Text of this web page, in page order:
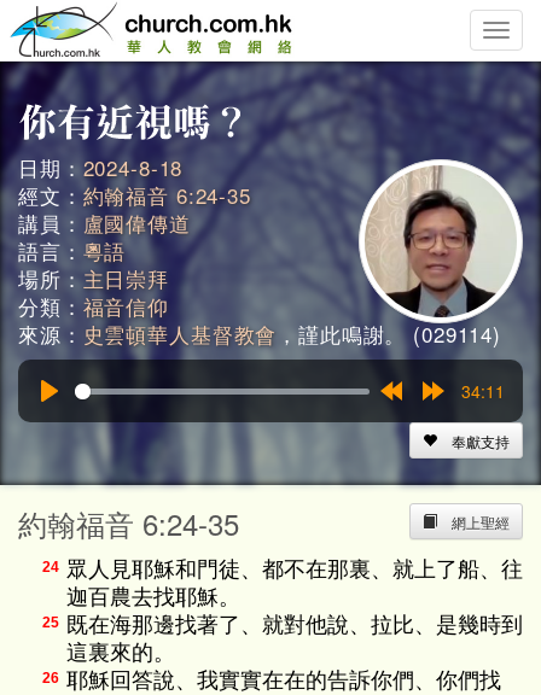
Toggle
日期： 2024-8-18
經文：約翰福音 6:24-35
講員： 盧國偉傳道
語言： 粵語
場所： 主日崇拜
分類： 福音信仰
來源： 史雲頓華人基督教會 ，謹此鳴謝。 (029114)
15s
15s
34:11
奉獻支持
網上聖經
約翰福音 6:24-35
24 眾人見耶穌和門徒、都不在那裏、就上了船、往
迦百農去找耶穌。
25 既在海那邊找著了、就對他說、拉比、是幾時到
這裏來的。
26 耶穌回答說、我實實在在的告訴你們、你們找